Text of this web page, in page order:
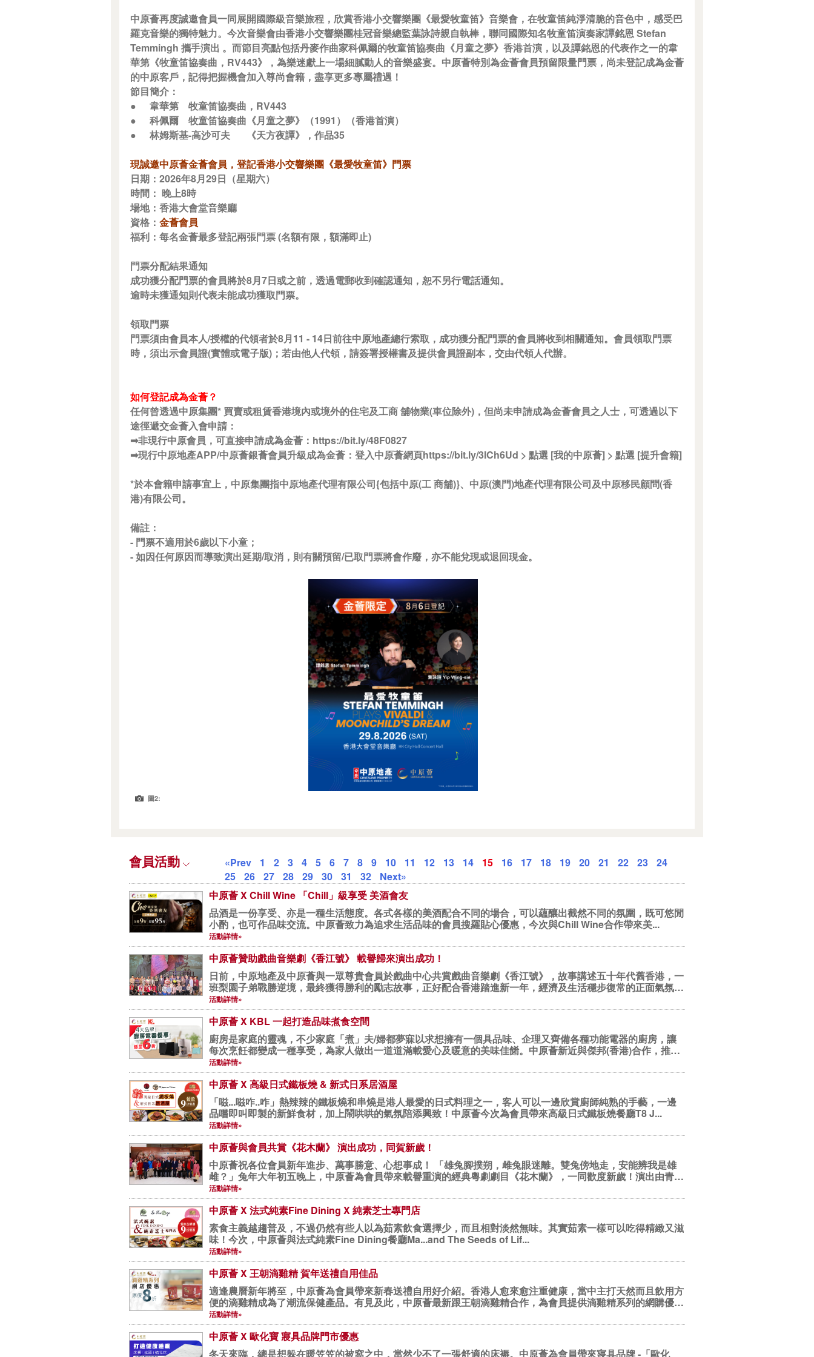
中原薈再度誠邀會員一同展開國際級音樂旅程，欣賞香港小交響樂團《最愛牧童笛》音樂會，在牧童笛純淨清脆的音色中，感受巴
羅克音樂的獨特魅力。今次音樂會由香港小交響樂團桂冠音樂總監葉詠詩親自執棒，聯同國際知名牧童笛演奏家譚銘恩 Stefan
Temmingh 攜手演出 。而節目亮點包括丹麥作曲家科佩爾的牧童笛協奏曲《月童之夢》香港首演，以及譚銘恩的代表作之一的韋
華第《牧童笛協奏曲，RV443》，為樂迷獻上一場細膩動人的音樂盛宴。中原薈特別為金薈會員預留限量門票，尚未登記成為金薈
的中原客戶，記得把握機會加入尊尚會籍，盡享更多專屬禮遇！
節目簡介：
●
韋華第
牧童笛協奏曲，RV443
●
科佩爾
牧童笛協奏曲《月童之夢》（1991）（香港首演）
●
林姆斯基-高沙可夫 《天方夜譚》，作品35
現誠邀中原薈金薈會員，登記香港小交響樂團《最愛牧童笛》門票
日期：2026年8月29日（星期六）
時間： 晚上8時
場地：香港大會堂音樂廳
資格： 金薈會員
福利：每名金薈最多登記兩張門票 (名額有限，額滿即止)
門票分配結果通知
成功獲分配門票的會員將於8月7日或之前，透過電郵收到確認通知，恕不另行電話通知。
逾時未獲通知則代表未能成功獲取門票。
領取門票
門票須由會員本人/授權的代領者於8月11 - 14日前往中原地產總行索取，成功獲分配門票的會員將收到相關通知。會員領取門票
時，須出示會員證(實體或電子版)；若由他人代領，請簽署授權書及提供會員證副本，交由代領人代辦。
如何登記成為金薈？
任何曾透過中原集團* 買賣或租賃香港境內或境外的住宅及工商 舖物業(車位除外)，但尚未申請成為金薈會員之人士，可透過以下
途徑遞交金薈入會申請：
➡非現行中原會員，可直接申請成為金薈：https://bit.ly/48F0827
➡現行中原地產APP/中原薈銀薈會員升級成為金薈：登入中原薈網頁https://bit.ly/3ICh6Ud > 點選 [我的中原薈] > 點選 [提升會籍]
*於本會籍申請事宜上，中原集團指中原地產代理有限公司{包括中原(工 商舖)}、中原(澳門)地產代理有限公司及中原移民顧問(香
港)有限公司。
備註：
- 門票不適用於6歲以下小童；
- 如因任何原因而導致演出延期/取消，則有關預留/已取門票將會作廢，亦不能兌現或退回現金。
圖2:
會員活動 «Prev 1 2 3 4 5 6 7 8 9 10 11 12 13 14 15 16 17 18 19 20 21 22 23
24
25
26 27 28 29 30 31 32
Next»
中原薈 X Chill Wine 「Chill」級享受 美酒會友
品酒是一份享受、亦是一種生活態度。各式各樣的美酒配合不同的場合，可以蘊釀出截然不同的氛圍，既可悠閒
小酌，也可作品味交流。中原薈致力為追求生活品味的會員搜羅貼心優惠，今次與Chill Wine合作帶來美...
活動詳情»
中原薈贊助戲曲音樂劇《香江號》 載譽歸來演出成功！
日前，中原地產及中原薈與一眾尊貴會員於戲曲中心共賞戲曲音樂劇《香江號》，故事講述五十年代舊香港，一
班梨園子弟戰勝逆境，最終獲得勝利的勵志故事，正好配合香港踏進新一年，經濟及生活穩步復常的正面氣氛！
《香...
活動詳情»
中原薈 X KBL 一起打造品味煮食空間
廚房是家庭的靈魂，不少家庭「煮」夫/婦都夢寐以求想擁有一個具品味、企理又齊備各種功能電器的廚房，讓
每次烹飪都變成一種享受，為家人做出一道道滿載愛心及暖意的美味佳餚。中原薈新近與傑邦(香港)合作，推出
廚...
活動詳情»
中原薈 X 高級日式鐵板燒 & 新式日系居酒屋
「嗞...嗞咋..咋」熱辣辣的鐵板燒和串燒是港人最愛的日式料理之一，客人可以一邊欣賞廚師純熟的手藝，一邊
品嚐即叫即製的新鮮食材，加上鬧哄哄的氣氛陪添興致！中原薈今次為會員帶來高級日式鐵板燒餐廳T8 J...
活動詳情»
中原薈與會員共賞《花木蘭》 演出成功，同賀新歲！
中原薈祝各位會員新年進步、萬事勝意、心想事成！ 「雄兔腳撲朔，雌兔眼迷離。雙兔傍地走，安能辨我是雄
雌？」兔年大年初五晚上，中原薈為會員帶來載譽重演的經典粵劇劇目《花木蘭》，一同歡度新歲！演出由青
年...
活動詳情»
中原薈 X 法式純素Fine Dining X 純素芝士專門店
素食主義越趨普及，不過仍然有些人以為茹素飲食選擇少，而且相對淡然無味。其實茹素一樣可以吃得精緻又滋
味！今次，中原薈與法式純素Fine Dining餐廳Ma...and The Seeds of Lif...
活動詳情»
中原薈 X 王朝滴雞精 賀年送禮自用佳品
適逢農曆新年將至，中原薈為會員帶來新春送禮自用好介紹。香港人愈來愈注重健康，當中主打天然而且飲用方
便的滴雞精成為了潮流保健產品。有見及此，中原薈最新跟王朝滴雞精合作，為會員提供滴雞精系列的網購優
惠，適...
活動詳情»
中原薈 X 歐化寶 寢具品牌門市優惠
冬天來臨，總是想躲在暖笠笠的被窩之中，當然少不了一張舒適的床褥。中原薈為會員帶來寢具品牌 -「歐化